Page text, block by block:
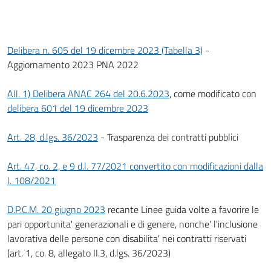
Delibera n. 605 del 19 dicembre 2023 (Tabella 3) -
Aggiornamento 2023 PNA 2022
All. 1) Delibera ANAC 264 del 20.6.2023, come modificato con
delibera 601 del 19 dicembre 2023
Art. 28, d.lgs. 36/2023 - Trasparenza dei contratti pubblici
Art. 47, co. 2, e 9 d.l. 77/2021 convertito con modificazioni dalla
l. 108/2021
D.P.C.M. 20 giugno 2023 recante Linee guida volte a favorire le
pari opportunita' generazionali e di genere, nonche' l'inclusione
lavorativa delle persone con disabilita' nei contratti riservati
(art. 1, co. 8, allegato II.3, d.lgs. 36/2023)